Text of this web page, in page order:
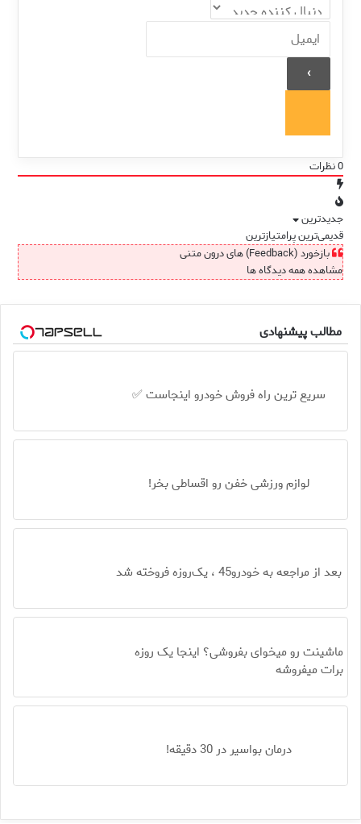
0نظرات
جدیدترین
قدیمی‌ترینپرامتیازترین
بازخورد (Feedback) های درون متنی
مشاهده همه دیدگاه ها
مطالب پیشنهادی
سریع ترین راه فروش خودرو اینجاست ✅
لوازم ورزشی خفن رو اقساطی بخر!
بعد از مراجعه به خودرو45 ، یک‌روزه فروخته شد
ماشینت رو میخوای بفروشی؟ اینجا یک روزه
برات میفروشه
درمان بواسیر در 30 دقیقه!